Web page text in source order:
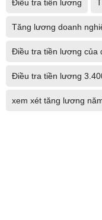
Điều tra tiền lương
Tăng lương doanh
Điều tra tiền lương của
Điều tra tiền lương
xem xét tăng lương